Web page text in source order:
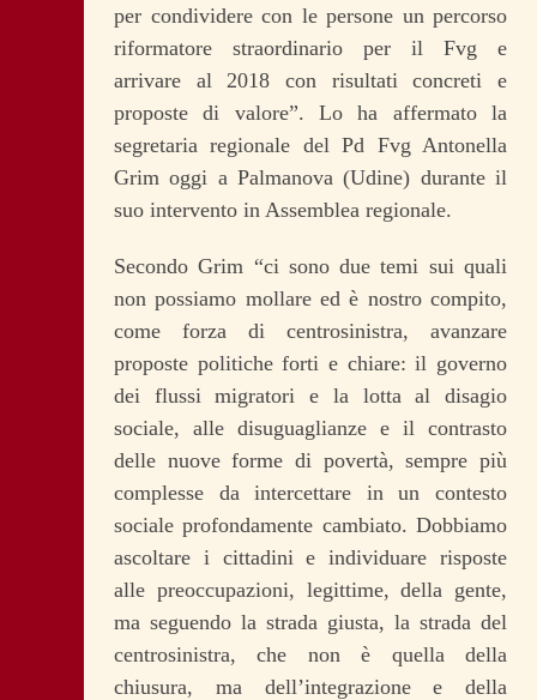
per condividere con le persone un percorso
riformatore straordinario per il Fvg e
arrivare al 2018 con risultati concreti e
proposte di valore”. Lo ha affermato la
segretaria regionale del Pd Fvg Antonella
Grim oggi a Palmanova (Udine) durante il
suo intervento in Assemblea regionale.
Secondo Grim “ci sono due temi sui quali
non possiamo mollare ed è nostro compito,
come forza di centrosinistra, avanzare
proposte politiche forti e chiare: il governo
dei flussi migratori e la lotta al disagio
sociale, alle disuguaglianze e il contrasto
delle nuove forme di povertà, sempre più
complesse da intercettare in un contesto
sociale profondamente cambiato. Dobbiamo
ascoltare i cittadini e individuare risposte
alle preoccupazioni, legittime, della gente,
ma seguendo la strada giusta, la strada del
centrosinistra, che non è quella della
chiusura, ma dell’integrazione e della